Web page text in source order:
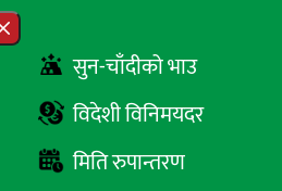
Close menu
सुन-चाँदीको भाउ
विदेशी विनिमयदर
मिति रुपान्तरण